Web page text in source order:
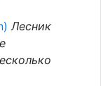
Лесник